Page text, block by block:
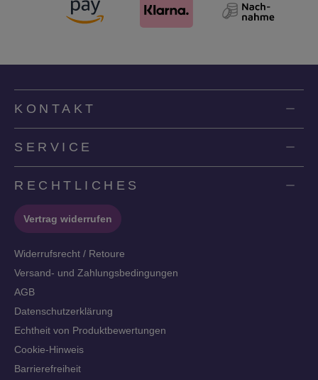
KONTAKT
SERVICE
RECHTLICHES
Vertrag widerrufen
Widerrufsrecht / Retoure
Versand- und Zahlungsbedingungen
AGB
Datenschutzerklärung
Echtheit von Produktbewertungen
Cookie-Hinweis
Barrierefreiheit